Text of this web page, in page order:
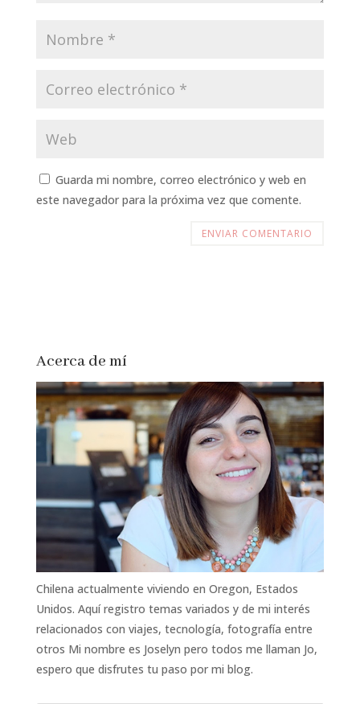
Guarda mi nombre, correo electrónico y web en
este navegador para la próxima vez que comente.
Acerca de mí
Chilena actualmente viviendo en Oregon, Estados
Unidos. Aquí registro temas variados y de mi interés
relacionados con viajes, tecnología, fotografía entre
otros Mi nombre es Joselyn pero todos me llaman Jo,
espero que disfrutes tu paso por mi blog.